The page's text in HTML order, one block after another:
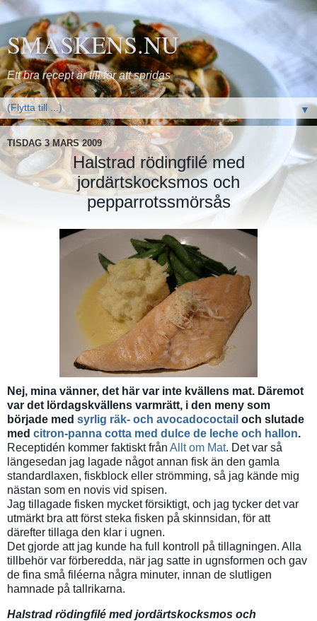
SMASKENS.NU
Ett bra recept är till för att spridas
▼
TISDAG 3 MARS 2009
Halstrad rödingfilé med
jordärtskocksmos och
pepparrotssmörsås
Nej, mina vänner, det här var inte kvällens mat. Däremot
var det lördagskvällens varmrätt, i den meny som
började med syrlig räk- och avocadococtail och slutade
med citron-panna cotta med dulce de leche och hallon.
Receptidén kommer faktiskt från Allt om Mat. Det var så
längesedan jag lagade något annan fisk än den gamla
standardlaxen, fiskblock eller strömming, så jag kände mig
nästan som en novis vid spisen.
Jag tillagade fisken mycket försiktigt, och jag tycker det var
utmärkt bra att först steka fisken på skinnsidan, för att
därefter tillaga den klar i ugnen.
Det gjorde att jag kunde ha full kontroll på tillagningen. Alla
tillbehör var förberedda, när jag satte in ugnsformen och gav
de fina små filéerna några minuter, innan de slutligen
hamnade på tallrikarna.
Halstrad rödingfilé med jordärtskocksmos och